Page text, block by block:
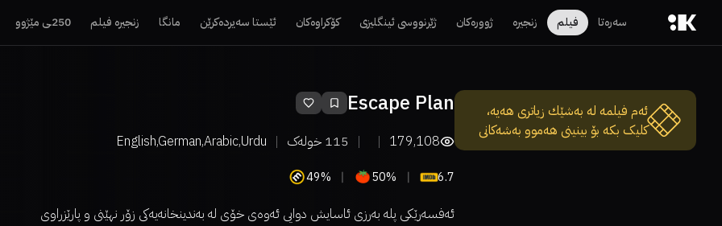
سەرەتا فیلم زنجیرە ژوورەکان ژێرنووسی ئینگلیزی کۆکراوەکان ئێستا سەیردەکرێن مانگا زنجیرە فیلم 250ـی مێژوو
ئەم فیلمە لە بەشێك زیاتری هەیە،
کلیک بکە بۆ بینینی هەموو بەشەکانی
Escape Plan
179,108
115 خولەک English,German,Arabic,Urdu
6.7
50%
49%
ئەفسەرێکی پلە بەرزی ئاسایش دوایی ئەوەی خۆی لە بەندینخانەیەکی زۆر نهێنی و پارێزراوی